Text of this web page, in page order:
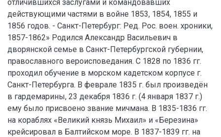
отличившихся заслугами и командовавших
действующими частями в войне 1853, 1854, 1855 и
1856 годов. - Санкт-Петербург: Ред. Рос. воен. хроники,
1857-1862» Родился Александр Васильевич в
дворянской семье в Санкт-Петербургской губернии,
православного вероисповедания. С 1828 по 1836 гг.
проходил обучение в морском кадетском корпусе г.
Санкт-Петербурга. В феврале 1835 г. был произведён
в гардемарины, 23 декабря 1836 г. (4 января 1837 г.)
ему было присвоено звание мичмана. В 1835-1836 гг.
на кораблях «Великий князь Михаил» и «Березина»
крейсировал в Балтийском море. В 1837-1839 гг. на